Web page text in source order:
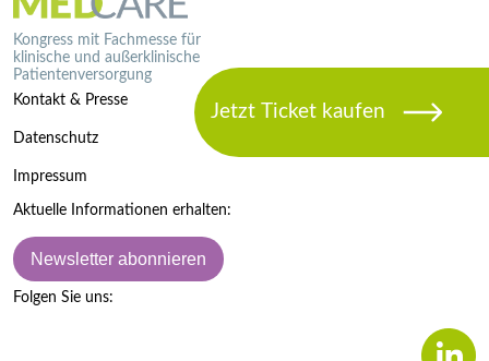
Kongress mit Fachmesse für
klinische und außerklinische
Patientenversorgung
Kontakt & Presse
Datenschutz
Impressum
Aktuelle Informationen erhalten:
Newsletter abonnieren
Folgen Sie uns: